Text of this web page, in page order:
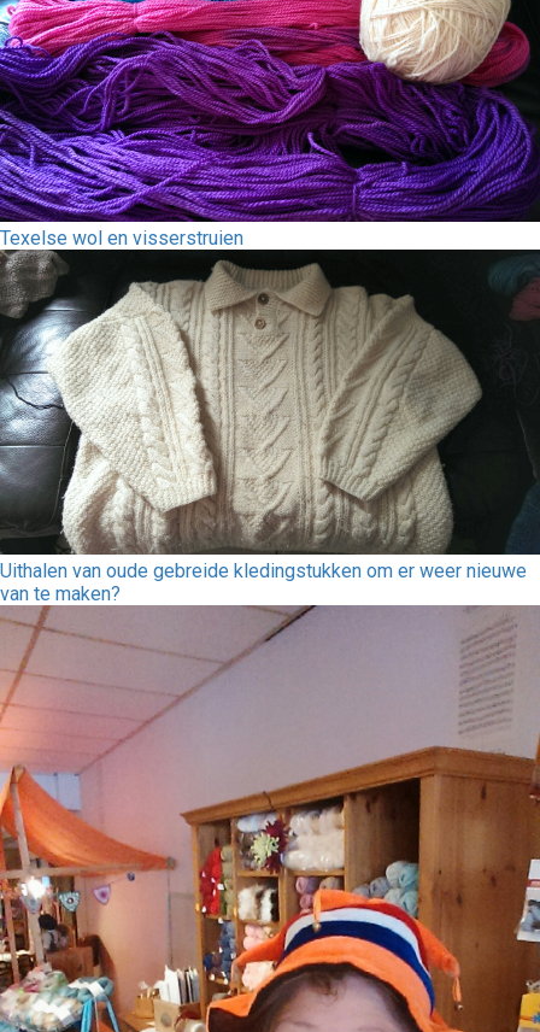
Texelse wol en visserstruien
Uithalen van oude gebreide kledingstukken om er weer nieuwe
van te maken?